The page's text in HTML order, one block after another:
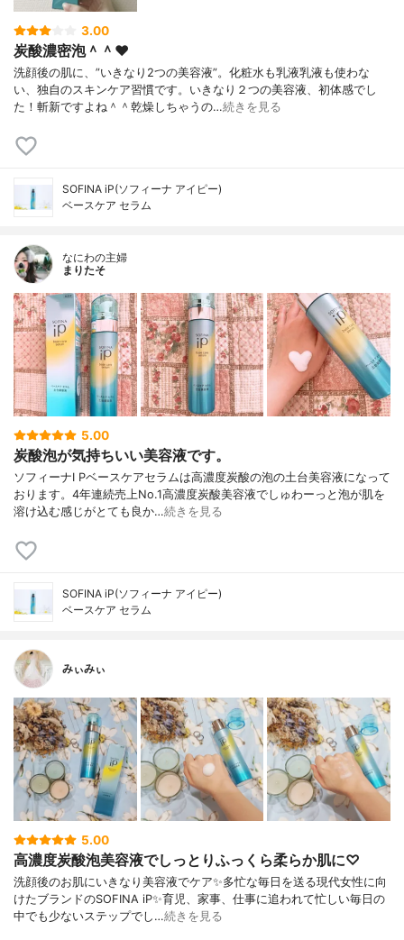
3.00
炭酸濃密泡＾＾❤️
洗顔後の肌に、”いきなり2つの美容液”。化粧水も乳液乳液も使わな
い、独自のスキンケア習慣です。いきなり２つの美容液、初体感でし
た！斬新ですよね＾＾乾燥しちゃうの…続きを見る
SOFINA iP(ソフィーナ アイピー)
ベースケア セラム
なにわの主婦
まりたそ
5.00
炭酸泡が気持ちいい美容液です。
ソフィーナI Pベースケアセラムは高濃度炭酸の泡の土台美容液になって
おります。4年連続売上No.1高濃度炭酸美容液でしゅわーっと泡が肌を
溶け込む感じがとても良か…続きを見る
SOFINA iP(ソフィーナ アイピー)
ベースケア セラム
みぃみぃ
5.00
高濃度炭酸泡美容液でしっとりふっくら柔らか肌に♡
洗顔後のお肌にいきなり美容液でケア✨多忙な毎日を送る現代女性に向
けたブランドのSOFINA iP✨育児、家事、仕事に追われて忙しい毎日の
中でも少ないステップでし…続きを見る